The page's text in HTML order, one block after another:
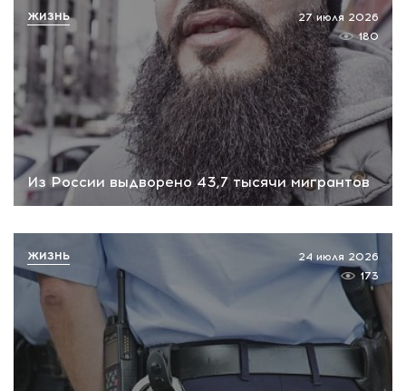
Из России выдворено 43,7 тысячи мигрантов
27 июля 2026
180
ЖИЗНЬ
24 июля 2026
173
ЖИЗНЬ